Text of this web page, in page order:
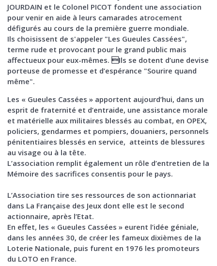
JOURDAIN et le Colonel PICOT fondent une association
pour venir en aide à leurs camarades atrocement
défigurés au cours de la première guerre mondiale.
Ils choisissent de s'appeler "Les Gueules Cassées",
terme rude et provocant pour le grand public mais
affectueux pour eux-mêmes. Ils se dotent d’une devise
porteuse de promesse et d’espérance "Sourire quand
même".
Les « Gueules Cassées » apportent aujourd’hui, dans un
esprit de fraternité et d’entraide, une assistance morale
et matérielle aux militaires blessés au combat, en OPEX,
policiers, gendarmes et pompiers, douaniers, personnels
pénitentiaires blessés en service, atteints de blessures
au visage ou à la tête.
L’association remplit également un rôle d’entretien de la
Mémoire des sacrifices consentis pour le pays.
L’Association tire ses ressources de son actionnariat
dans La Française des Jeux dont elle est le second
actionnaire, après l’Etat.
En effet, les « Gueules Cassées » eurent l’idée géniale,
dans les années 30, de créer les fameux dixièmes de la
Loterie Nationale, puis furent en 1976 les promoteurs
du LOTO en France.